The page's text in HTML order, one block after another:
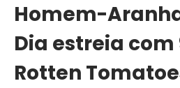
Homem-
Dia estreia com
Rotten